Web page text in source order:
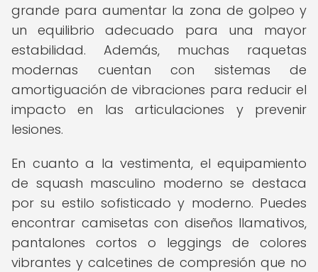
grande para aumentar la zona de golpeo y
un equilibrio adecuado para una mayor
estabilidad. Además, muchas raquetas
modernas cuentan con sistemas de
amortiguación de vibraciones para reducir el
impacto en las articulaciones y prevenir
lesiones.
En cuanto a la vestimenta, el equipamiento
de squash masculino moderno se destaca
por su estilo sofisticado y moderno. Puedes
encontrar camisetas con diseños llamativos,
pantalones cortos o leggings de colores
vibrantes y calcetines de compresión que no